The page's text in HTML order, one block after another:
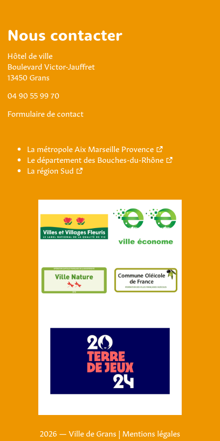
Nous contacter
Hôtel de ville
Boulevard Victor-Jauffret
13450 Grans
04 90 55 99 70
Formulaire de contact
La métropole Aix Marseille Provence
Le département des Bouches-du-Rhône
La région Sud
2026 — Ville de Grans | Mentions légales